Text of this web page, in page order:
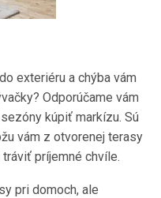
exteriéru a chýba vám
Odporúčame vám
kúpiť markízu. Sú
vám z otvorenej terasy
príjemné chvíle.
pri domoch, ale